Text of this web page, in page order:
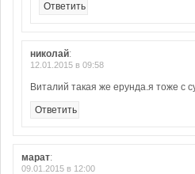
Ответить
николай:
12.01.2015 в 09:58
Виталий такая же ерунда.я тоже с
Ответить
марат:
09.01.2015 в 12:00